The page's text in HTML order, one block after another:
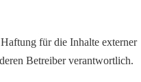
für die Inhalte externer
Betreiber verantwortlich.